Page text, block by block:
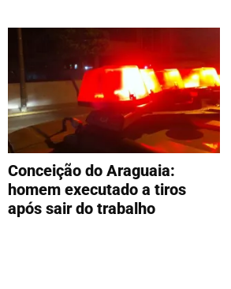
Conceição do Araguaia:
homem executado a tiros
após sair do trabalho